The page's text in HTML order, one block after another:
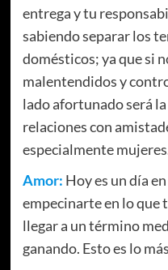
entrega y tu
sabiendo separar los
domésticos; ya que si
malentendidos y
lado afortunado será
relaciones con
especialmente
Amor: Hoy es un día
empecinarte en lo que
llegar a un término
ganando. Esto es lo